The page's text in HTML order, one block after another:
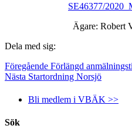
SE46377/2020
Ägare: Robert
Dela med sig:
Föregående Förlängd
Nästa Startordning Norsjö
Bli medlem i VBÄK >>
Sök